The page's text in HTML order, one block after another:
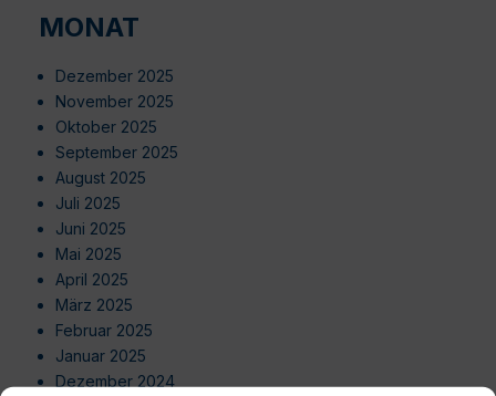
MONAT
Dezember 2025
November 2025
Oktober 2025
September 2025
August 2025
Juli 2025
Juni 2025
Mai 2025
April 2025
März 2025
Februar 2025
Januar 2025
Dezember 2024